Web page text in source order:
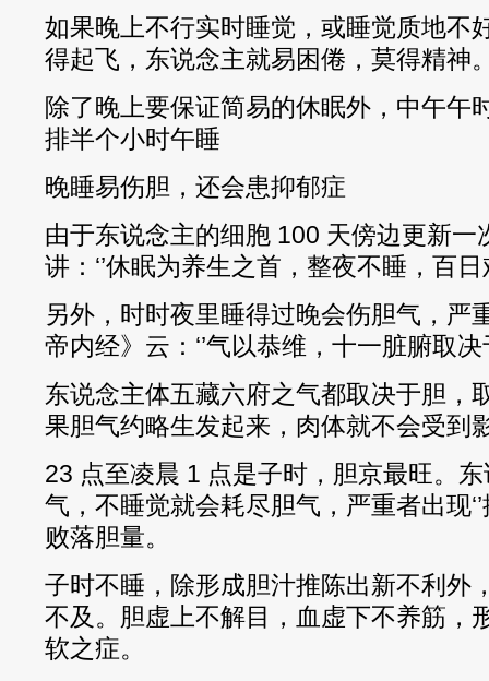
如果晚上不行实时睡觉，或睡觉质地不
得起飞，东说念主就易困倦，莫得精神
除了晚上要保证简易的休眠外，中午午
排半个小时午睡
晚睡易伤胆，还会患抑郁症
由于东说念主的细胞 100 天傍边更新一
讲：‘’休眠为养生之首，整夜不睡，百日
另外，时时夜里睡得过晚会伤胆气，严
帝内经》云：‘’气以恭维，十一脏腑取决
东说念主体五藏六府之气都取决于胆，
果胆气约略生发起来，肉体就不会受到
23 点至凌晨 1 点是子时，胆京最旺。
气，不睡觉就会耗尽胆气，严重者出现‘’
败落胆量。
子时不睡，除形成胆汁推陈出新不利外
不及。胆虚上不解目，血虚下不养筋，
软之症。